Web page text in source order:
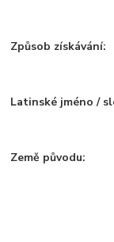
Způsob získávání:
Latinské jméno /
Země původu: